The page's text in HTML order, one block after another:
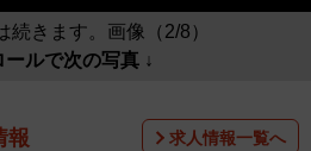
続きます。画像（2/8）
ールで次の写真 ↓
報 求人情報一覧へ